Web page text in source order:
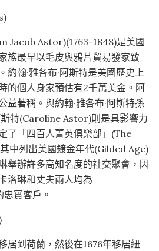
Jacob Astor)(1763-1848)是美國
族最早以毛皮與鴉片貿易發家致
約翰·雅各布·阿斯特是美國歷史上
的個人身家預估有2千萬美金。阿
益著稱。與約翰·雅各布·阿斯特孫
斯特(Caroline Astor)則是具影響力
了「四百人菁英俱樂部」(The
中列出美國鍍金年代(Gilded Age)
舉辦許多高知名度的社交聚會，因
洛琳和丈夫兩人均為
實客戶。
居到荷蘭，然後在1676年移居紐